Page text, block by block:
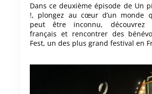
Dans ce deuxième épisode de Un
!, plongez au cœur d’un monde
peut être inconnu, découvrez
français et rencontrer des
Fest, un des plus grand festival en